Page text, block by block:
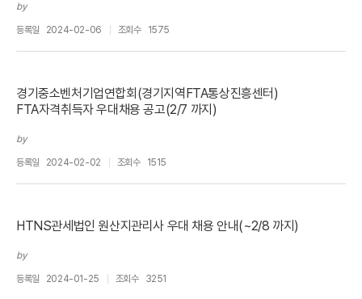
by
등록일 2024-02-06 조회수 1575
경기중소벤처기업연합회(경기지역FTA통상진흥센터)
FTA자격취득자 우대채용 공고(2/7 까지)
by
등록일 2024-02-02 조회수 1515
HTNS관세법인 원산지관리사 우대 채용 안내(~2/8 까지)
by
등록일 2024-01-25 조회수 3251